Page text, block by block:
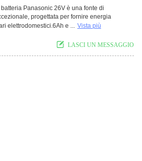
Panasonic 26V è una fonte di
progettata per fornire energia
elettrodomestici.6Ah e ... Vista più
LASCI UN MESSAGGIO